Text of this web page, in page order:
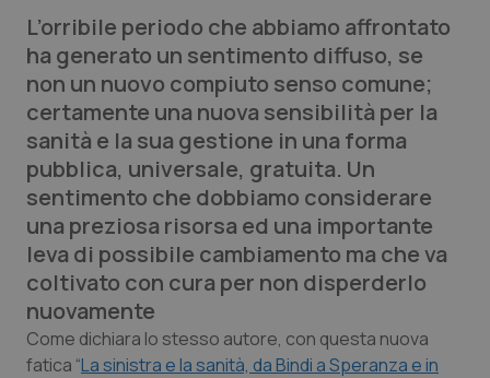
Lettere al direttore
Edizioni Regionali
QS Pro
Professionisti Sanitari.AI
Abruzzo
Basilicata
Calabria
QS Pro Gold
Artrite & artrosi
Asma & BPCO
QS Club Newsletter
L’orribile periodo che abbiamo affrontato
ha generato un sentimento diffuso, se
non un nuovo compiuto senso comune;
certamente una nuova sensibilità per la
sanità e la sua gestione in una forma
pubblica, universale, gratuita. Un
sentimento che dobbiamo considerare
una preziosa risorsa ed una importante
leva di possibile cambiamento ma che va
coltivato con cura per non disperderlo
nuovamente
Come dichiara lo stesso autore, con questa nuova
fatica “La sinistra e la sanità, da Bindi a Speranza e in